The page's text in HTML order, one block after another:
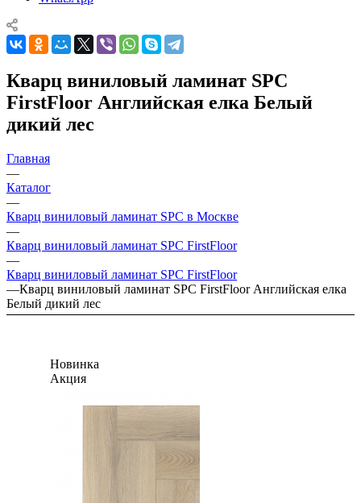
Кварц виниловый ламинат SPC
FirstFloor Английская елка Белый
дикий лес
Главная
—
Каталог
—
Кварц виниловый ламинат SPC в Москве
—
Кварц виниловый ламинат SPC FirstFloor
—
Кварц виниловый ламинат SPC FirstFloor
—Кварц виниловый ламинат SPC FirstFloor Английская елка
Белый дикий лес
Новинка
Акция